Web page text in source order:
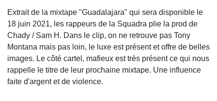
Extrait de la mixtape "Guadalajara" qui sera disponible le
18 juin 2021, les rappeurs de la Squadra plie la prod de
Chady / Sam H. Dans le clip, on ne retrouve pas Tony
Montana mais pas loin, le luxe est présent et offre de belles
images. Le côté cartel, mafieux est très présent ce qui nous
rappelle le titre de leur prochaine mixtape. Une influence
faite d'argent et de violence.